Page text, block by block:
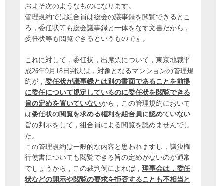
およそ次のようなものになります。
管理規約では組合員は総会の議事録を閲覧できるとこ
ろ，委任状等も総会議事録と一体をなす文書だから，
委任状等も閲覧できるというものです。
これに対して，委任状，出席票について，東京地裁平
成26年9月18日判決は，対象となるマンションの管理規
約が， 委任状が議事録とは別の書面であることを前提
に委任について規定しているのに委任状を閲覧できる
旨の定めを置いていないから，この管理規約において
は委任状の閲覧を求める権利を組合員に認めていない
旨の判示をして，組合員による閲覧を認めませんでし
た。
この管理規約は一般的な内容と思われますし，議決権
行使書についても閲覧できる旨の定めがないのが通常
でしょうから，この裁判例によれば， 理事会は，委任
状などの開示や閲覧の要求を拒否することも不相当と